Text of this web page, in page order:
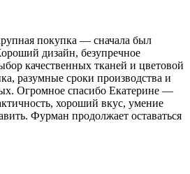
покупка — сначала был
дизайн, безупречное
качественных тканей и цветовой
разумные сроки производства и
Огромное спасибо Екатерине —
хороший вкус, умение
Фурман продолжает оставаться